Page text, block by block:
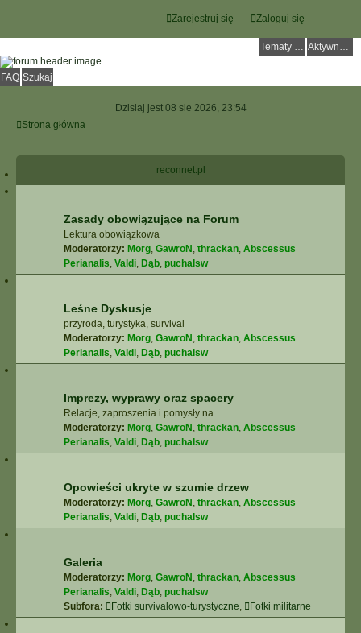
Zaloguj się
Zarejestruj się
Tematy bez odpowiedzi Aktywne tematy
FAQ Szukaj
Dzisiaj jest 08 sie 2026, 23:54
Strona główna
reconnet.pl
Zasady obowiązujące na Forum
Lektura obowiązkowa
Moderatorzy: Morg, GawroN , thrackan, Abscessus
Perianalis, Valdi, Dąb, puchalsw
Leśne Dyskusje
przyroda, turystyka, survival
Moderatorzy: Morg, GawroN , thrackan, Abscessus
Perianalis, Valdi, Dąb, puchalsw
Imprezy, wyprawy oraz spacery
Relacje, zaproszenia i pomysły na ...
Moderatorzy: Morg, GawroN , thrackan, Abscessus
Perianalis, Valdi, Dąb, puchalsw
Opowieści ukryte w szumie drzew
Moderatorzy: Morg, GawroN , thrackan, Abscessus
Perianalis, Valdi, Dąb, puchalsw
Galeria
Moderatorzy: Morg, GawroN , thrackan, Abscessus
Perianalis, Valdi, Dąb, puchalsw
Subfora:
Fotki survivalowo-turystyczne, Fotki militarne